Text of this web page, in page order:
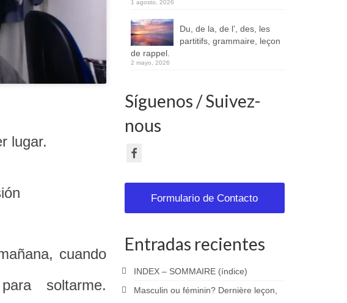
lugar.
cuando
soltarme.
1 agosto, 2026
Du, de la, de l’, des, les
partitifs, grammaire, leçon
de rappel.
2 mayo, 2026
Síguenos / Suivez-
nous
Formulario de Contacto
Entradas recientes
INDEX – SOMMAIRE (índice)
Masculin ou féminin? Dernière leçon,